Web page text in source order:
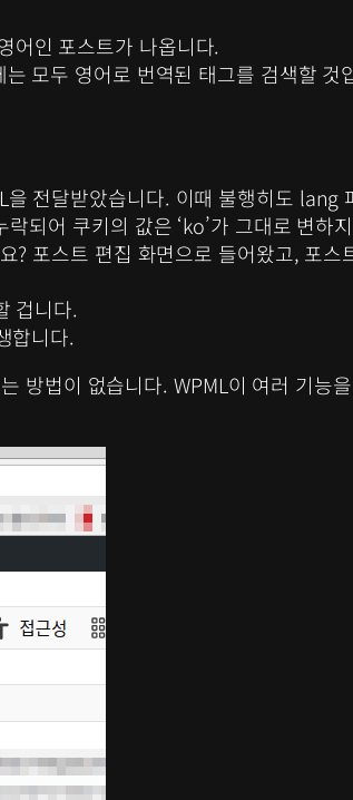
어인 포스트가 나옵니다.
모두 영어로 번역된 태그를 검색할 것
전달받았습니다. 이때 불행히도 lang
되어 쿠키의 값은 ‘ko’가 그대로 변하
포스트 편집 화면으로 들어왔고, 포스
겁니다.
합니다.
방법이 없습니다. WPML이 여러 기능